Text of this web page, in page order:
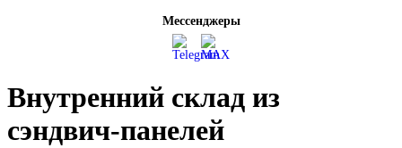
Мессенджеры
Внутренний склад из
сэндвич-панелей